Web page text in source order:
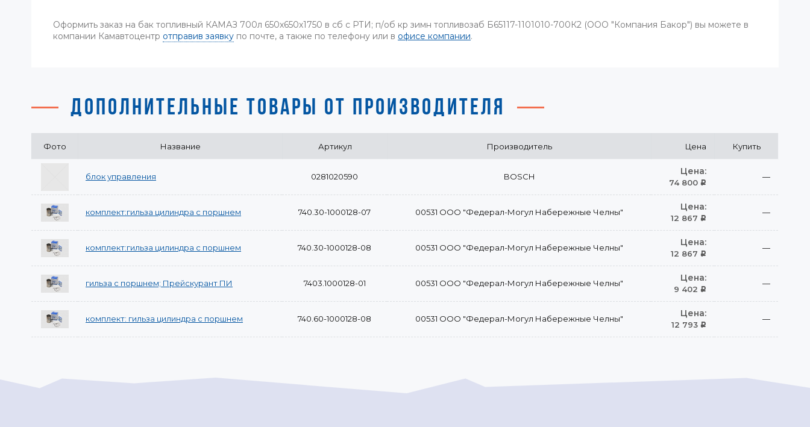
Оформить заказ на бак топливный КАМАЗ 700л 650х650х1750 в сб с РТИ; п/об кр зимн топливозаб Б65117-1101010-700К2 (ООО "Компания Бакор") вы можете в
компании Камавтоцентр отправив заявку по почте, а также по телефону или в офисе компании.
ДОПОЛНИТЕЛЬНЫЕ ТОВАРЫ ОТ ПРОИЗВОДИТЕЛЯ
Фото Название Артикул Производитель Цена Купить
блок управления 0281020590 BOSCH Цена:
74 800 Р
—
комплект:гильза цилиндра с поршнем 740.30-1000128-07 00531 ООО "Федерал-Могул Набережные Челны" Цена:
12 867 Р
—
комплект:гильза цилиндра с поршнем 740.30-1000128-08 00531 ООО "Федерал-Могул Набережные Челны" Цена:
12 867 Р
—
гильза с поршнем; Прейскурант ПИ 7403.1000128-01 00531 ООО "Федерал-Могул Набережные Челны" Цена:
9 402 Р
—
комплект: гильза цилиндра с поршнем 740.60-1000128-08 00531 ООО "Федерал-Могул Набережные Челны" Цена:
12 793 Р
—